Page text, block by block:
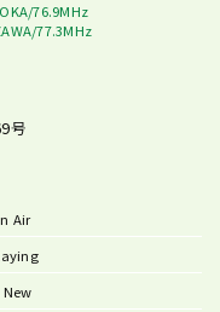
76.9MHz
77.3MHz
号
Air
New